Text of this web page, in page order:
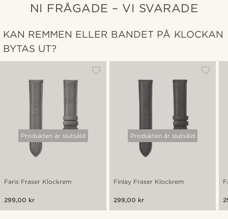
NI FRÅGADE – VI SVARADE
KAN REMMEN ELLER BANDET PÅ KLOCKAN
BYTAS UT?
Produkten är slutsåld
Faris Fraser Klockrem
299,00 kr
Produkten är slutsåld
Finlay Fraser Klockrem
299,00 kr